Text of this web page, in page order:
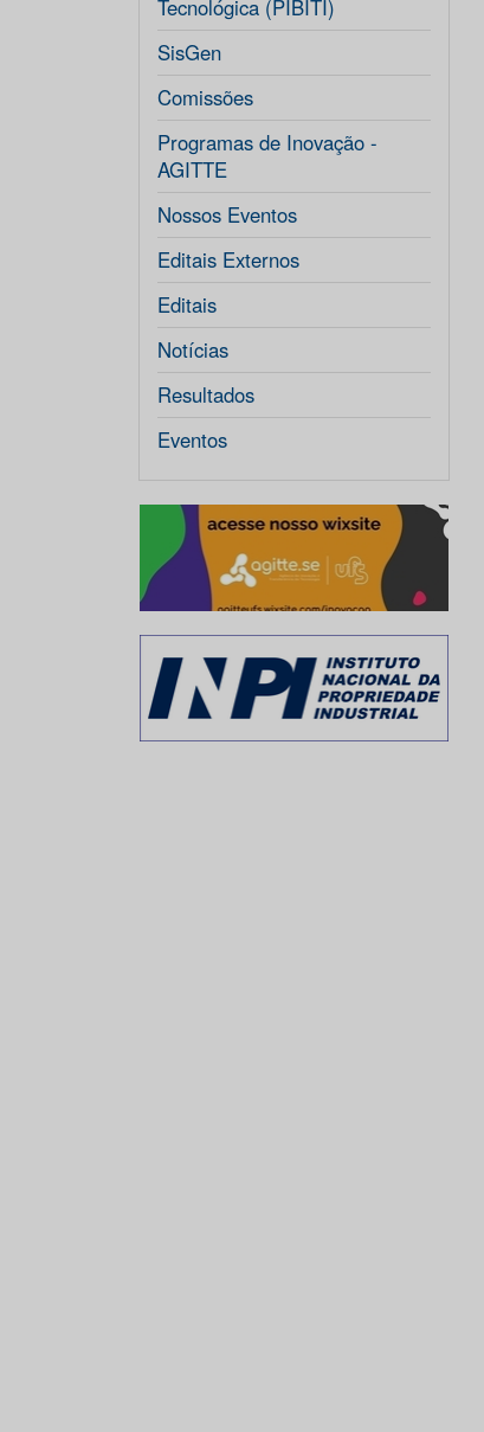
Tecnológica (PIBITI)
SisGen
Comissões
Programas de Inovação -
AGITTE
Nossos Eventos
Editais Externos
Editais
Notícias
Resultados
Eventos